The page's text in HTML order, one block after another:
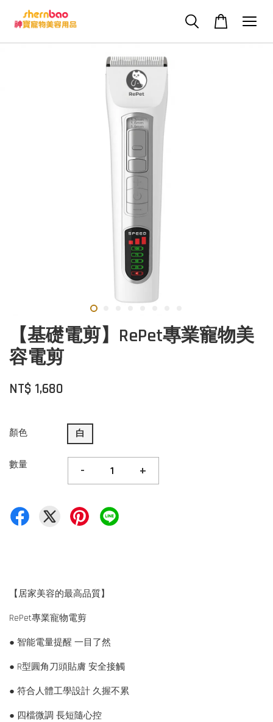
【基礎電剪】RePet專業寵物美
容電剪
NT$ 1,680
顏色 白
數量 - +
【居家美容的最高品質】
RePet專業寵物電剪
● 智能電量提醒 一目了然
● R型圓角刀頭貼膚 安全接觸
● 符合人體工學設計 久握不累
● 四檔微調 長短隨心控